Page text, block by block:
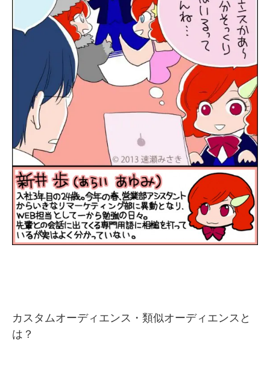
カスタムオーディエンス・類似オーディエンスと
は？